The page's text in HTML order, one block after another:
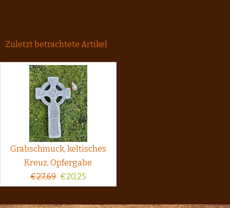
Zuletzt betrachtete Artikel
Grabschmuck, keltisches
Kreuz, Opfergabe
€27,69 €20,25